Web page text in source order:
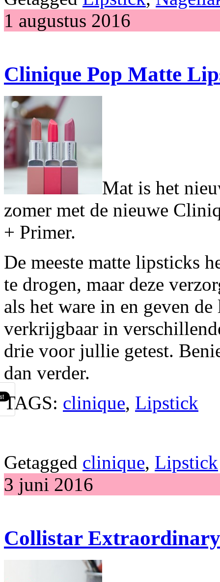
1 augustus 2016
Clinique Pop Matte
Mat is het
zomer met de nieuwe
+ Primer.
De meeste matte lipsticks
te drogen, maar deze
als het ware in en geven
verkrijgbaar in
drie voor jullie getest.
dan verder.
TAGS: clinique, Lipstick
Getagged clinique, Lipstick
3 juni 2016
Collistar